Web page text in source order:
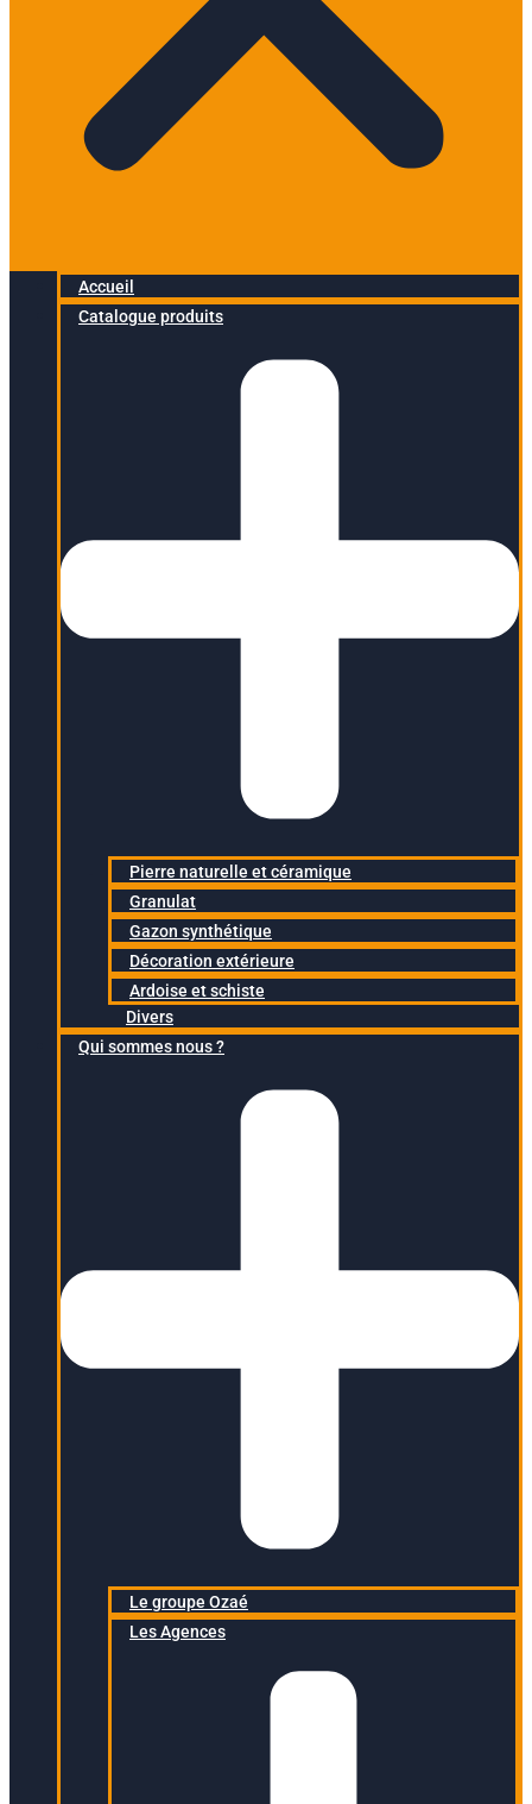
Accueil
Catalogue produits
Pierre naturelle et céramique
Granulat
Gazon synthétique
Décoration extérieure
Ardoise et schiste
Divers
Qui sommes nous ?
Le groupe Ozaé
Les Agences